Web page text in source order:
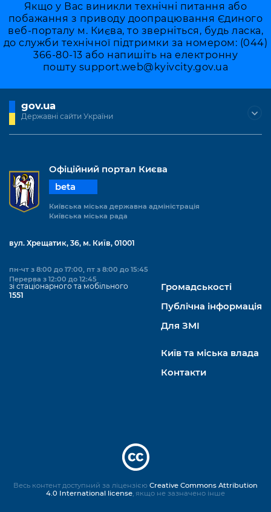
Якщо у Вас виникли технічні питання або
побажання з приводу доопрацювання Єдиного
веб-порталу м. Києва, то зверніться, будь ласка,
до служби технічної підтримки за номером: (044)
366-80-13 або напишіть на електронну
пошту support.web@kyivcity.gov.ua
gov.ua
Державні сайти України
Офіційний портал Києва
beta
Київська міська державна адміністрація
Київська міська рада
вул. Хрещатик, 36, м. Київ, 01001
пн-чт з 8:00 до 17:00, пт з 8:00 до 15:45
Перерва з 12:00 до 12:45
зі стаціонарного та мобільного
1551
Громадськості
Публічна інформація
Для ЗМІ
Київ та міська влада
Контакти
Весь контент доступний за ліцензією Creative Commons Attribution
4.0 International license, якщо не зазначено інше